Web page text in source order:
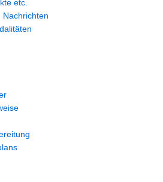
etc.
Nachrichten